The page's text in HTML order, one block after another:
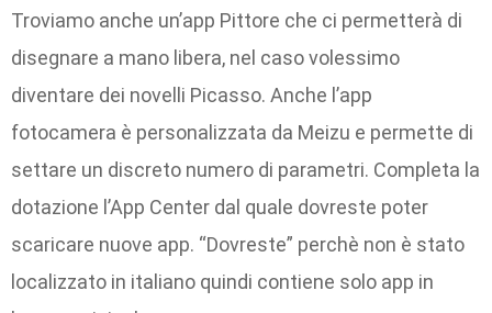
Troviamo anche un’app Pittore che ci permetterà di
disegnare a mano libera, nel caso volessimo
diventare dei novelli Picasso. Anche l’app
fotocamera è personalizzata da Meizu e permette di
settare un discreto numero di parametri. Completa la
dotazione l’App Center dal quale dovreste poter
scaricare nuove app. “Dovreste” perchè non è stato
localizzato in italiano quindi contiene solo app in